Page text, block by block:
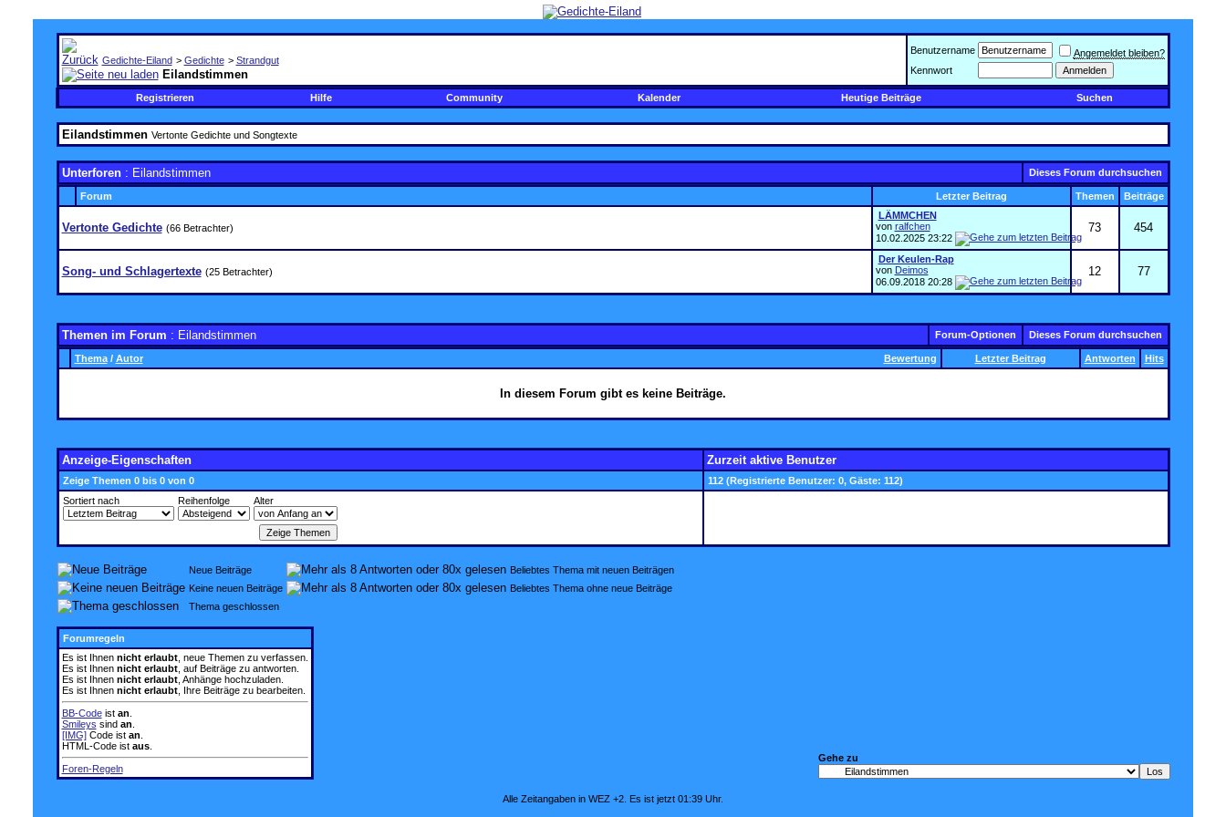
Gedichte-Eiland > Gedichte > Strandgut
Eilandstimmen
Benutzername
Angemeldet bleiben?
Kennwort
Registrieren Hilfe Community Kalender Heutige Beiträge Suchen
Eilandstimmen Vertonte Gedichte und Songtexte
Unterforen: Eilandstimmen Dieses Forum durchsuchen
Forum Letzter Beitrag Themen Beiträge
Vertonte Gedichte (66 Betrachter)
LÄMMCHEN
von ralfchen
10.02.2025 23:22
73 454
Song- und Schlagertexte (25 Betrachter)
Der Keulen-Rap
von Deimos
06.09.2018 20:28
12 77
Themen im Forum : Eilandstimmen Forum-Optionen Dieses Forum durchsuchen
Bewertung
Thema/ Autor Letzter Beitrag Antworten Hits
In diesem Forum gibt es keine Beiträge.
Anzeige-Eigenschaften Zurzeit aktive Benutzer
Zeige Themen 0 bis 0 von 0
112 (Registrierte Benutzer: 0, Gäste: 112)
Sortiert nach
Reihenfolge Alter
Neue Beiträge
Beliebtes Thema mit neuen Beiträgen
Keine neuen Beiträge
Beliebtes Thema ohne neue Beiträge
Thema geschlossen
Forumregeln
Es ist Ihnen nicht erlaubt, neue Themen zu verfassen.
Es ist Ihnen nicht erlaubt, auf Beiträge zu antworten.
Es ist Ihnen nicht erlaubt, Anhänge hochzuladen.
Es ist Ihnen nicht erlaubt, Ihre Beiträge zu bearbeiten.
BB-Codeist an
Smileys sind an
[IMG]Code ist an
HTML-Code ist aus.
Foren-Regeln
Gehe zu
Alle Zeitangaben in WEZ +2. Es ist jetzt 01:39 Uhr.